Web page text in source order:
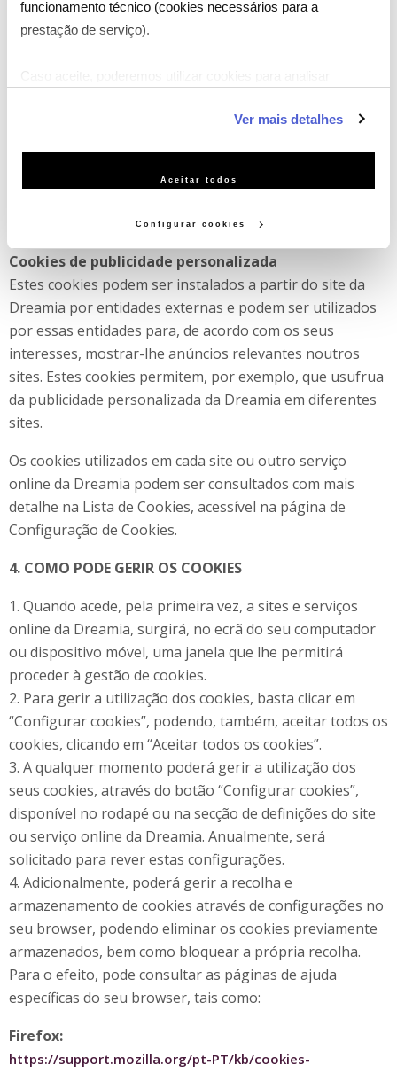
funcionamento técnico (cookies necessários para a
prestação de serviço).
serviço às suas preferências e apresentar-lhe
publicidade personalizada). Pode gerir a utilização dos
Ver mais detalhes
Aceitar todos
Configurar cookies
vez que o visita (por exemplo, lembrar o idioma que
Cookies de análise estatística de serviço
por forma a melhorar o seu funcionamento (por
exemplo, saber as páginas que visitou e os links a que
forma que não o identifica diretamente.
Cookies de publicidade personalizada
Estes cookies podem ser instalados a partir do site da
Dreamia por entidades externas e podem ser utilizados
por essas entidades para, de acordo com os seus
interesses, mostrar-lhe anúncios relevantes noutros
sites. Estes cookies permitem, por exemplo, que usufrua
da publicidade personalizada da Dreamia em diferentes
sites.
Os cookies utilizados em cada site ou outro serviço
online da Dreamia podem ser consultados com mais
detalhe na Lista de Cookies, acessível na página de
Configuração de Cookies.
4. COMO PODE GERIR OS COOKIES
1. Quando acede, pela primeira vez, a sites e serviços
online da Dreamia, surgirá, no ecrã do seu computador
ou dispositivo móvel, uma janela que lhe permitirá
proceder à gestão de cookies.
2. Para gerir a utilização dos cookies, basta clicar em
“Configurar cookies”, podendo, também, aceitar todos os
cookies, clicando em “Aceitar todos os cookies”.
3. A qualquer momento poderá gerir a utilização dos
seus cookies, através do botão “Configurar cookies”,
disponível no rodapé ou na secção de definições do site
ou serviço online da Dreamia. Anualmente, será
solicitado para rever estas configurações.
4. Adicionalmente, poderá gerir a recolha e
armazenamento de cookies através de configurações no
seu browser, podendo eliminar os cookies previamente
armazenados, bem como bloquear a própria recolha.
Para o efeito, pode consultar as páginas de ajuda
específicas do seu browser, tais como:
Firefox:
https://support.mozilla.org/pt-PT/kb/cookies-